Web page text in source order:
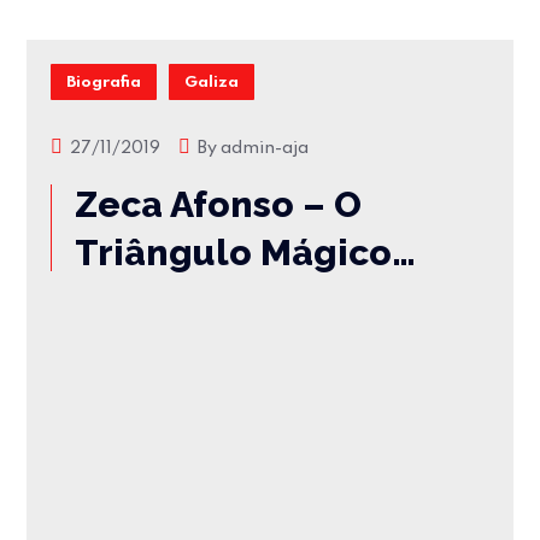
Biografia Galiza
27/11/2019 Byadmin-aja
Zeca Afonso – O
Triângulo Mágico…